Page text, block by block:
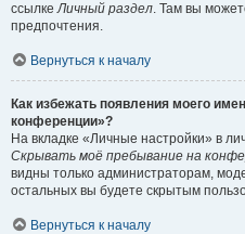
ссылкеЛичный раздел. Там вы
предпочтения.
Вернуться к началу
Как избежать появления моего
конференции»?
На вкладке «Личные настройки» в
Скрывать моё пребывание на
видны только администраторам,
остальных вы будете скрытым
Вернуться к началу